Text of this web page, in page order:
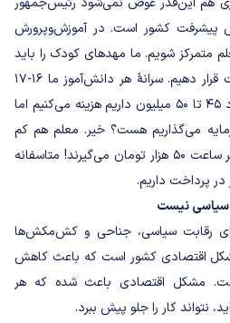
پیشرفت کشور است. در آموزش‌وپرورش
متمرکز شویم. ما مهدهای کودک را باید
قبل از مقطع ابتدایی، در اولویت قرار دهیم. سرانۀ هر دانش‌آموز ما ۱۶-۱۷
میلیون است بدون اماکن. حدود ۴۵ تا ۵۰ میلیون داریم هزینه می‌کنیم اما
می‌گذاریم هست؟ خیر. معلم هم کم
داریم؛ معلم‌های فراخوان شده هر ساعت ۵۰ هزار تومان می‌گیرند!‌ متاسفانه
نیست
رقابت سیاسی، جناحی و کش‌مکش‌ها
اقتصادی کشور است که باعث کاهش
مشکل اقتصادی باعث شده که هر
نتواند کار را جلو پیش ببرد.